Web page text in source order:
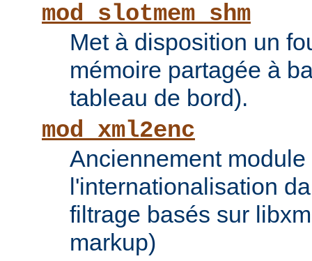
mod_slotmem_shm
Met à disposition un
mémoire partagée à
tableau de bord).
mod_xml2enc
Anciennement
l'internationalisation
filtrage basés sur
markup)